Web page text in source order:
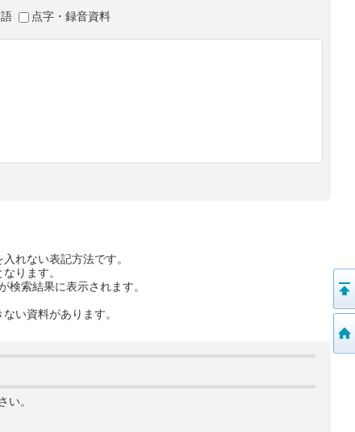
点字・録音資料
れない表記方法です。
ります。
検索結果に表示されます。
い資料があります。
い。